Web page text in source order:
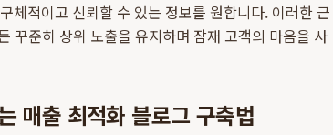
적이고 신뢰할 수 있는 정보를 원합니다. 이러한 근
꾸준히 상위 노출을 유지하며 잠재 고객의 마음을 사
매출 최적화 블로그 구축법